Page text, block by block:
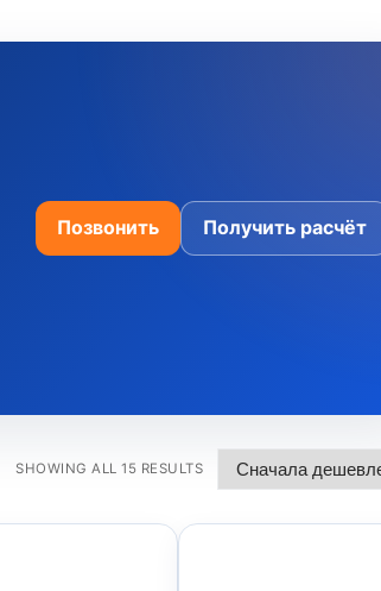
Позвонить Получить расчёт
SHOWING ALL 15 RESULTS